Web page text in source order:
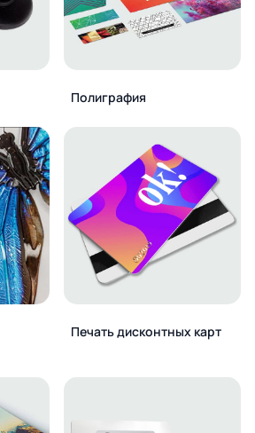
Полиграфия
Печать дисконтных карт